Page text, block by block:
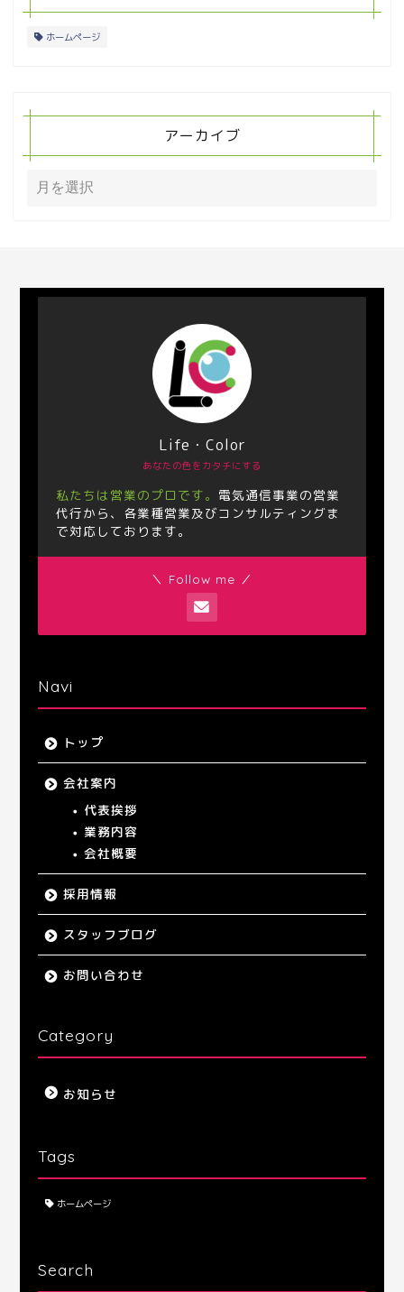
ホームページ
アーカイブ
あなたの色をカタチにする
Life・Color
私たちは営業のプロです。 電気通信事業の営業
代行から、各業種営業及びコンサルティングま
で対応しております。
＼ Follow me ／
Navi
トップ
会社案内
代表挨拶
業務内容
会社概要
採用情報
スタッフブログ
お問い合わせ
Category
お知らせ
Tags
ホームページ
Search